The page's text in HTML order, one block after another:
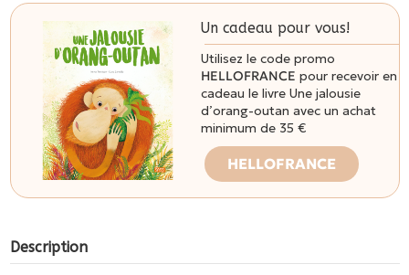
Un cadeau pour vous!
Utilisez le code promo
HELLOFRANCE pour recevoir en
cadeau le livre Une jalousie
d’orang-outan avec un achat
minimum de 35 €
HELLOFRANCE
Description